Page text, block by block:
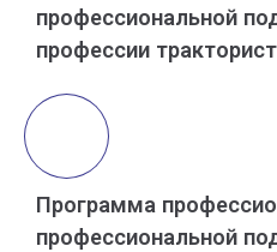
профессиональной
профессии
Программа
профессиональной